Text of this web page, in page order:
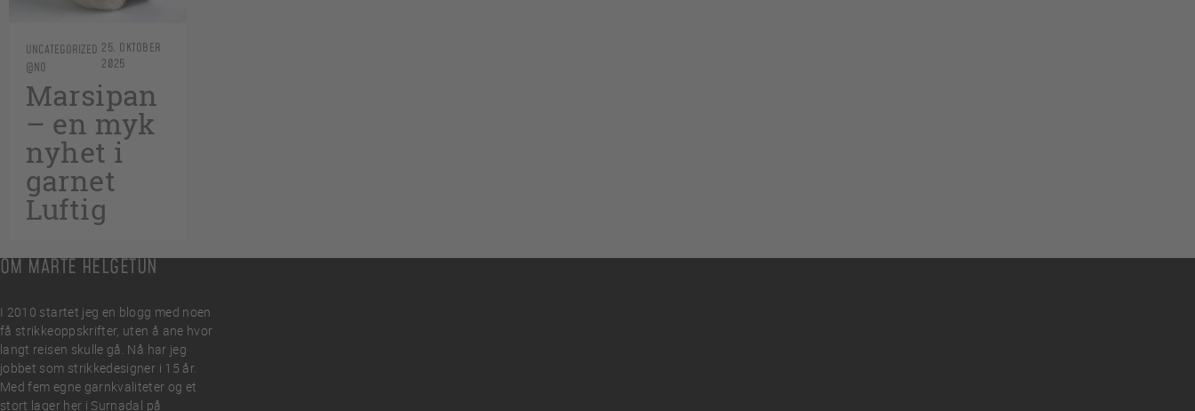
UNCATEGORIZED
@NO
25. OKTOBER
2025
Marsipan
– en myk
nyhet i
garnet
Luftig
OM MARTE HELGETUN
I 2010 startet jeg en blogg med noen
få strikkeoppskrifter, uten å ane hvor
langt reisen skulle gå. Nå har jeg
jobbet som strikkedesigner i 15 år.
Med fem egne garnkvaliteter og et
stort lager her i Surnadal på